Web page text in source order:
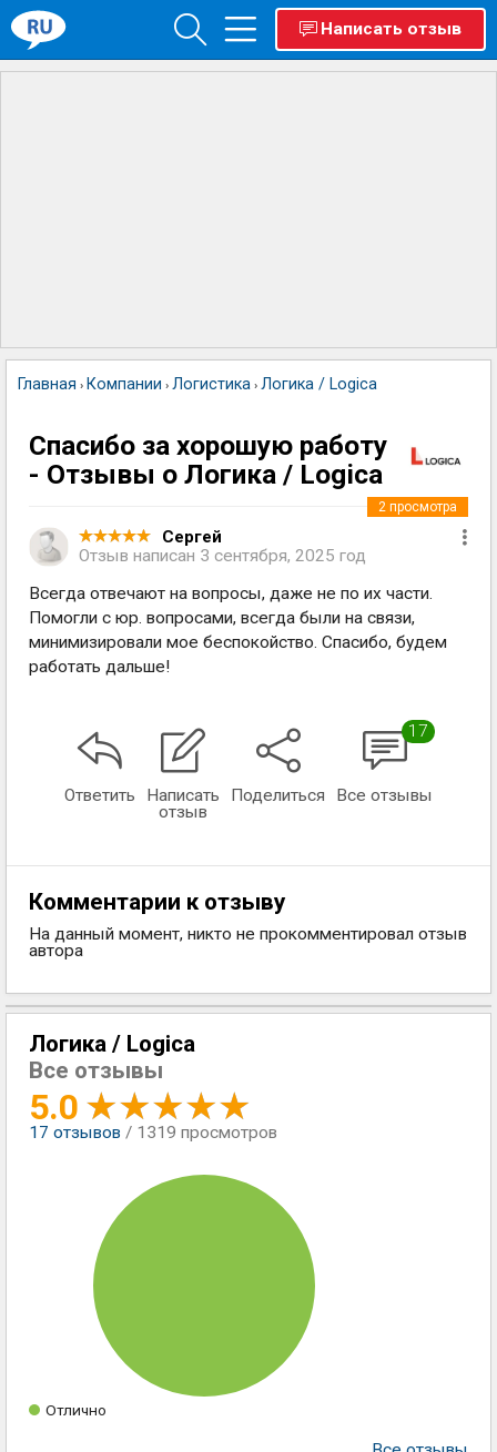
Написать отзыв
Главная › Компании › Логистика › Логика / Logica
Спасибо за хорошую работу
- Отзывы о Логика / Logica
Сергей
Отзыв написан 3 сентября, 2025 год
2 просмотра
Всегда отвечают на вопросы, даже не по их части.
Помогли с юр. вопросами, всегда были на связи,
минимизировали мое беспокойство. Спасибо, будем
работать дальше!
Ответить
Написать
отзыв
Поделиться
17
Все отзывы
Комментарии к отзыву
На данный момент, никто не прокомментировал отзыв
автора
Логика / Logica
Все отзывы
5.0
17 отзывов / 1319 просмотров
Отлично